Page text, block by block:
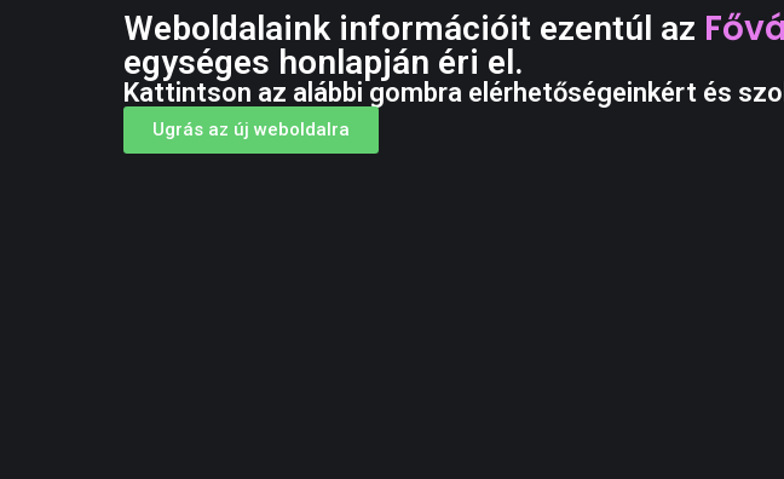
Weboldalaink információit ezentúl az
egységes honlapján éri el.
Kattintson az alábbi gombra elérhetőségeinkért és
Ugrás az új weboldalra